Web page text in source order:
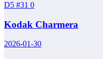
D5 #31 0
Kodak Charmera
2026-01-30